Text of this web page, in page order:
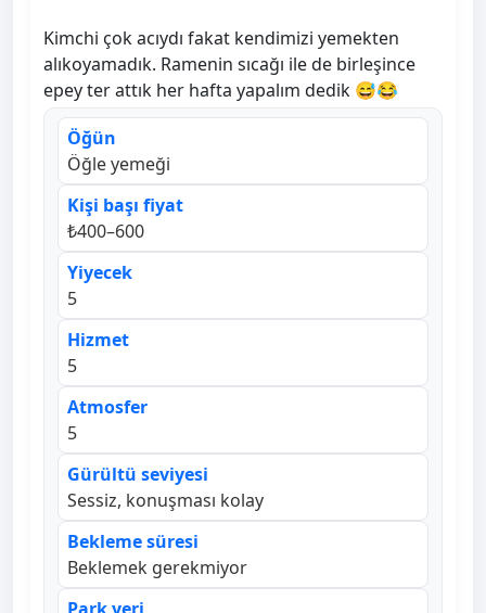
Kimchi çok acıydı fakat kendimizi yemekten
alıkoyamadık. Ramenin sıcağı ile de birleşince
epey ter attık her hafta yapalım dedik 😅😂
Öğün
Öğle yemeği
Kişi başı fiyat
₺400–600
Yiyecek
5
Hizmet
5
Atmosfer
5
Gürültü seviyesi
Sessiz, konuşması kolay
Bekleme süresi
Beklemek gerekmiyor